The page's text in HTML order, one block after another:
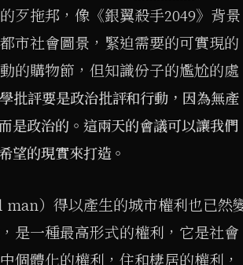
歹拖邦，像《銀翼殺手2049》背景
市社會圖景，緊迫需要的可實現的
的購物節，但知識份子的尷尬的處
批評要是政治批評和行動，因為無產
是政治的。這兩天的會議可以讓我們
望的現實來打造。
）得以產生的城市權利也已然
是一種最高形式的權利，它是社會
個體化的權利，住和棲居的權利，